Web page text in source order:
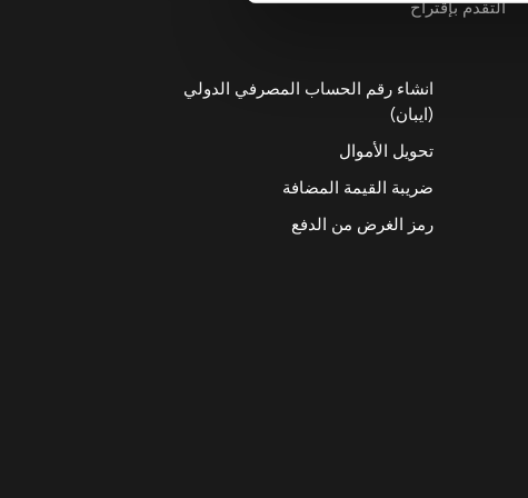
التقدم بإقتراح
انشاء رقم الحساب المصرفي الدولي
(ايبان)
تحويل الأموال
ضريبة القيمة المضافة
رمز الغرض من الدفع